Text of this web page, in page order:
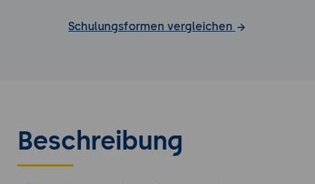
Schulungsformen vergleichen
Beschreibung